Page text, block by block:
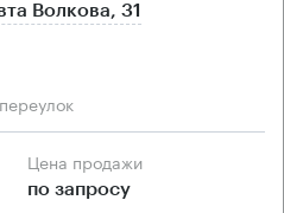
Волкова, 31
Цена продажи
по запросу